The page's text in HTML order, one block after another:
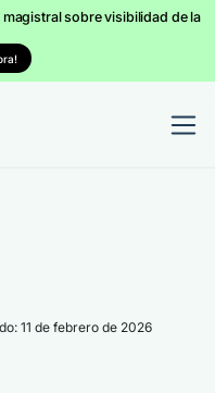
magistral sobre visibilidad de la
11 de febrero de 2026